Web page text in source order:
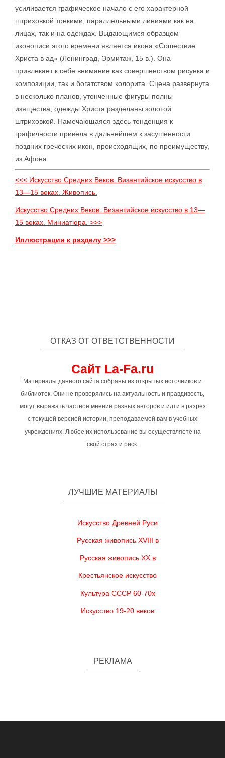
усиливается графическое начало с его характерной
штриховкой тонкими, параллельными линиями как на
лицах, так и на одеждах. Выдающимся образцом
иконописи этого времени является икона «Сошествие
Христа в ад» (Ленинград, Эрмитаж, 15 в.). Она
привлекает к себе внимание как совершенством рисунка и
композиции, так и богатством колорита. Сцена развернута
в несколько планов, утонченные фигуры полны
изящества, одежды Христа разделаны золотой
штриховкой. Намечающаяся здесь тенденция к
графичности привела в дальнейшем к засушенности
поздних греческих икон, происходящих, по преимуществу,
из Афона.
<<< Искусство Средних Веков. Византийское искусство в
13—15 веках. Живопись.
Искусство Средних Веков. Византийское искусство в 13—
15 веках. Миниатюра. >>>
Иллюстрации к разделу >>>
ОТКАЗ ОТ ОТВЕТСТВЕННОСТИ
Сайт La-Fa.ru
Материалы данного сайта собраны из открытых источников и
библиотек. Они не проверялись на актуальность и правдивость,
могут выражать частное мнение разных авторов и идти в разрез
с текущей версией истории, преподаваемой вам в учебных
учреждениях. Любое их использование вы осуществляете на
свой страх и риск.
ЛУЧШИЕ МАТЕРИАЛЫ
Искусство Древней Руси
Русская живопись XVIII в
Русская живопись XX в
Крестьянское искусство
Культура СССР 60-70х
Искусство 19-20 веков
РЕКЛАМА